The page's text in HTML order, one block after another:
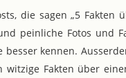
die sagen „5 Fakten
peinliche Fotos und
kennen.
Fakten über